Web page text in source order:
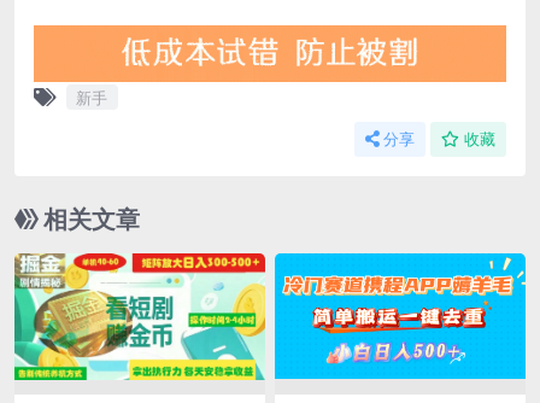
新手
分享 收藏
相关文章